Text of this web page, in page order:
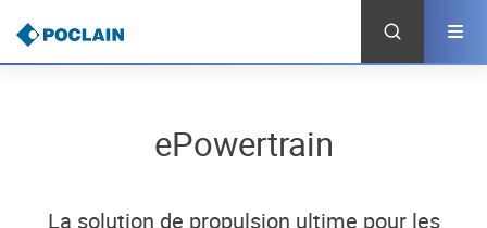
contenu
principal
ePowertrain
La solution de propulsion ultime pour les